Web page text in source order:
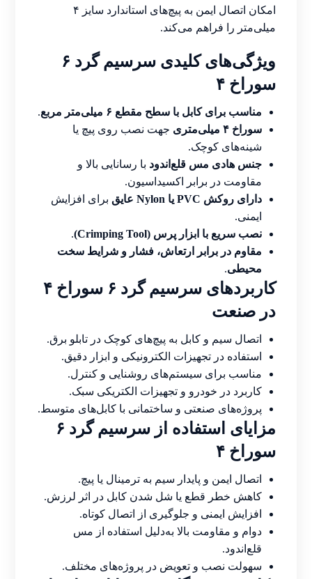
امکان اتصال ایمن به پیچ‌های استاندارد سایز ۴
میلی‌متر را فراهم می‌کند.
ویژگی‌های کلیدی سرسیم گرد ۶
سوراخ ۴
مناسب برای کابل با سطح مقطع ۶ میلی‌متر مربع
.
سوراخ ۴ میلی‌متری
جهت نصب روی پیچ یا
شینه‌های کوچک.
جنس هادی مس قلع‌اندود با رسانایی بالا و
مقاومت در برابر اکسیداسیون.
دارای روکش PVC یا Nylon عایق
برای افزایش
ایمنی.
نصب سریع با ابزار پرس (Crimping Tool)
.
مقاوم در برابر ارتعاش، فشار و شرایط سخت
محیطی.
کاربردهای سرسیم گرد ۶ سوراخ ۴
در صنعت
اتصال سیم و کابل به پیچ‌های کوچک در تابلو برق.
استفاده در تجهیزات الکترونیکی و ابزار دقیق.
مناسب برای سیستم‌های روشنایی و کنترل.
کاربرد در خودرو و تجهیزات الکتریکی سبک.
پروژه‌های صنعتی و ساختمانی با کابل‌های متوسط.
مزایای استفاده از سرسیم گرد ۶
سوراخ ۴
اتصال ایمن و پایدار سیم به ترمینال یا پیچ.
کاهش خطر قطع یا شل شدن کابل در اثر لرزش.
افزایش ایمنی و جلوگیری از اتصال کوتاه.
دوام و مقاومت بالا به‌دلیل استفاده از مس
قلع‌اندود.
سهولت نصب و تعویض در پروژه‌های مختلف.